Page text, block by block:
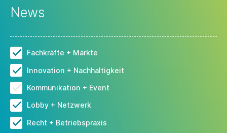
News
Fachkräfte + Märkte
Innovation + Nachhaltigkeit
Kommunikation + Event
Lobby + Netzwerk
Recht + Betriebspraxis